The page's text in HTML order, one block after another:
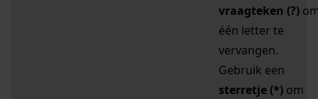
vraagteken (?)
één letter te
vervangen.
Gebruik een
sterretje (*) om